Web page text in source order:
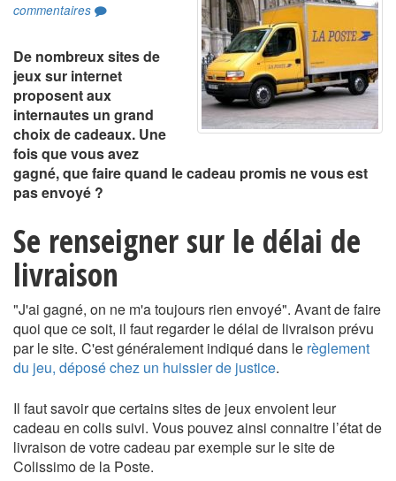
commentaires
De nombreux sites de
jeux sur internet
proposent aux
internautes un grand
choix de cadeaux. Une
fois que vous avez
gagné, que faire quand le cadeau promis ne vous est
pas envoyé ?
Se renseigner sur le délai de
livraison
"J'ai gagné, on ne m'a toujours rien envoyé". Avant de faire
quoi que ce soit, il faut regarder le délai de livraison prévu
par le site. C'est généralement indiqué dans le règlement
du jeu, déposé chez un huissier de justice.
Il faut savoir que certains sites de jeux envoient leur
cadeau en colis suivi. Vous pouvez ainsi connaitre l’état de
livraison de votre cadeau par exemple sur le site de
Colissimo de la Poste.